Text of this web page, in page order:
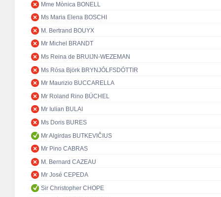
Mme Mònica BONELL
Ms Maria Elena BOSCHI
M. Bertrand BOUYX
Mr Michel BRANDT
Ms Reina de BRUIJN-WEZEMAN
Ms Rósa Björk BRYNJÓLFSDÓTTIR
Mr Maurizio BUCCARELLA
Mr Roland Rino BÜCHEL
Mr Iulian BULAI
Ms Doris BURES
Mr Algirdas BUTKEVIČIUS
Mr Pino CABRAS
M. Bernard CAZEAU
Mr José CEPEDA
Sir Christopher CHOPE